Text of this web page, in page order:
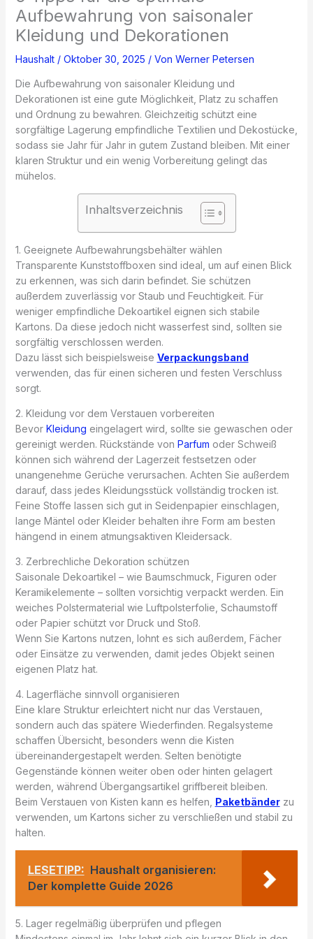
Aufbewahrung von saisonaler
Kleidung und Dekorationen
Haushalt/ Oktober 30, 2025 / Von Werner Petersen
Die Aufbewahrung von saisonaler Kleidung und
Dekorationen ist eine gute Möglichkeit, Platz zu schaffen
und Ordnung zu bewahren. Gleichzeitig schützt eine
sorgfältige Lagerung empfindliche Textilien und Dekostücke,
sodass sie Jahr für Jahr in gutem Zustand bleiben. Mit einer
klaren Struktur und ein wenig Vorbereitung gelingt das
mühelos.
Inhaltsverzeichnis
1. Geeignete Aufbewahrungsbehälter wählen
Transparente Kunststoffboxen sind ideal, um auf einen Blick
zu erkennen, was sich darin befindet. Sie schützen
außerdem zuverlässig vor Staub und Feuchtigkeit. Für
weniger empfindliche Dekoartikel eignen sich stabile
Kartons. Da diese jedoch nicht wasserfest sind, sollten sie
sorgfältig verschlossen werden.
Dazu lässt sich beispielsweise Verpackungsband
verwenden, das für einen sicheren und festen Verschluss
sorgt.
2. Kleidung vor dem Verstauen vorbereiten
Bevor Kleidung eingelagert wird, sollte sie gewaschen oder
gereinigt werden. Rückstände von Parfum oder Schweiß
können sich während der Lagerzeit festsetzen oder
unangenehme Gerüche verursachen. Achten Sie außerdem
darauf, dass jedes Kleidungsstück vollständig trocken ist.
Feine Stoffe lassen sich gut in Seidenpapier einschlagen,
lange Mäntel oder Kleider behalten ihre Form am besten
hängend in einem atmungsaktiven Kleidersack.
3. Zerbrechliche Dekoration schützen
Saisonale Dekoartikel – wie Baumschmuck, Figuren oder
Keramikelemente – sollten vorsichtig verpackt werden. Ein
weiches Polstermaterial wie Luftpolsterfolie, Schaumstoff
oder Papier schützt vor Druck und Stoß.
Wenn Sie Kartons nutzen, lohnt es sich außerdem, Fächer
oder Einsätze zu verwenden, damit jedes Objekt seinen
eigenen Platz hat.
4. Lagerfläche sinnvoll organisieren
Eine klare Struktur erleichtert nicht nur das Verstauen,
sondern auch das spätere Wiederfinden. Regalsysteme
schaffen Übersicht, besonders wenn die Kisten
übereinandergestapelt werden. Selten benötigte
Gegenstände können weiter oben oder hinten gelagert
werden, während Übergangsartikel griffbereit bleiben.
Beim Verstauen von Kisten kann es helfen, Paketbänderzu
verwenden, um Kartons sicher zu verschließen und stabil zu
halten.
LESETIPP: Haushalt organisieren:
Der komplette Guide 2026
5. Lager regelmäßig überprüfen und pflegen